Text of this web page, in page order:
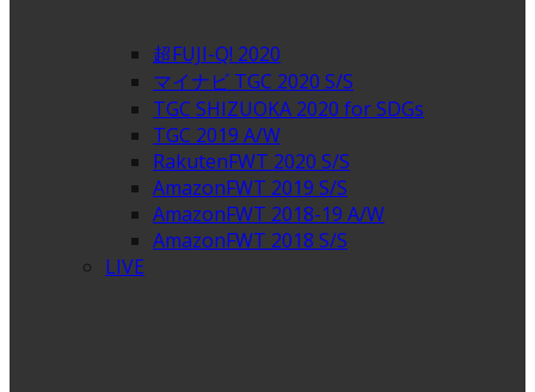
超FUJI-Q! 2020
マイナビ TGC 2020 S/S
TGC SHIZUOKA 2020 for SDGs
TGC 2019 A/W
RakutenFWT 2020 S/S
AmazonFWT 2019 S/S
AmazonFWT 2018-19 A/W
AmazonFWT 2018 S/S
LIVE